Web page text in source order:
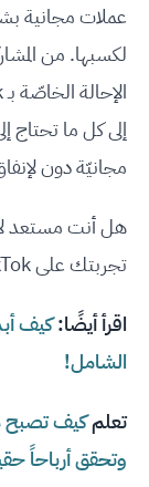
عملات مجانية
لكسبها. من
مجانيّة دون
هل أنت مستعد
تجربتك على TikTok مع توفير أموالك؟ لنبدأ!
اقرأ أيضًا:كيف
الشامل!
تعلمكيف تصبح
وتحقق أرباحاً